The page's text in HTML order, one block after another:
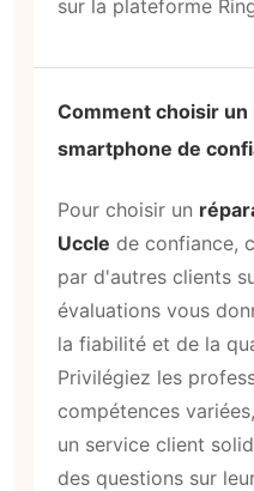
sur la plateforme
Comment choisir
smartphone de
Pour choisir un
Uccle de confiance,
par d'autres clients
évaluations vous
la fiabilité et de la
Privilégiez les
compétences
un service client
des questions sur